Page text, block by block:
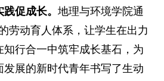
促成长。 地理与环境学院通
劳动育人体系，让学生在出力
行合一中筑牢成长基石，为
展的新时代青年书写了生动